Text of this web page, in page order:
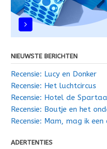
NIEUWSTE BERICHTEN
Recensie: Lucy en Donker
Recensie: Het luchtcircus
Recensie: Hotel de
Recensie: Boutje en het
Recensie: Mam, mag ik
ADERTENTIES